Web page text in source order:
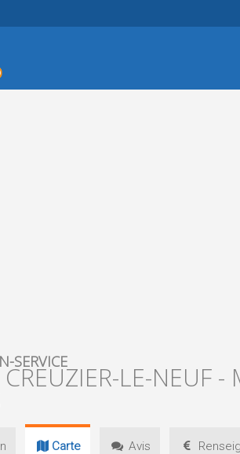
SERVICE
CREUZIER-LE-NEUF
Carte Avis